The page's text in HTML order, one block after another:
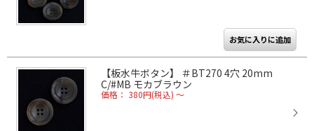
【板水牛ボタン】 ＃BT270 4穴 20mm
C/#MB モカブラウン
価格： 380円(税込) ～